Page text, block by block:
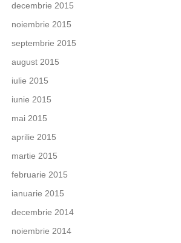
decembrie 2015
noiembrie 2015
septembrie 2015
august 2015
iulie 2015
iunie 2015
mai 2015
aprilie 2015
martie 2015
februarie 2015
ianuarie 2015
decembrie 2014
noiembrie 2014